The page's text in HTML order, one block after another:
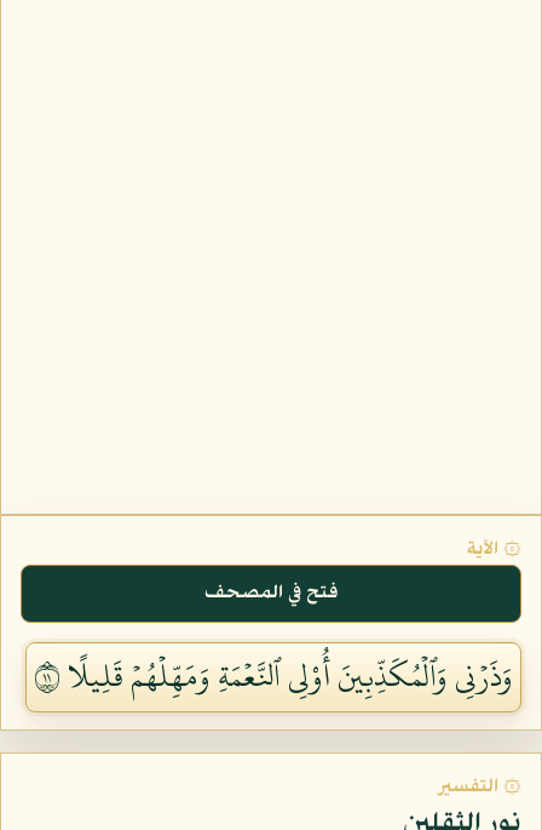
۞ الآية
فتح في المصحف
وَذَرۡنِي وَٱلۡمُكَذِّبِينَ أُوْلِي ٱلنَّعۡمَةِ وَمَهِّلۡهُمۡ قَلِيلًا ١١
۞ التفسير